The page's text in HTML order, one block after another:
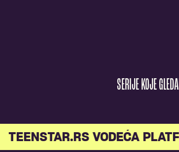
SERIJE KOJE
TEENSTAR.RS VODEĆA